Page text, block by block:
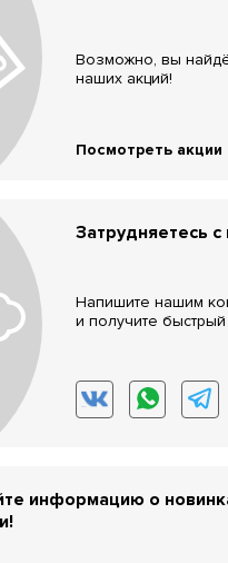
Возможно, вы
наших акций!
Посмотреть акции
Затрудняетесь
Напишите нашим
и получите быстрый
информацию о